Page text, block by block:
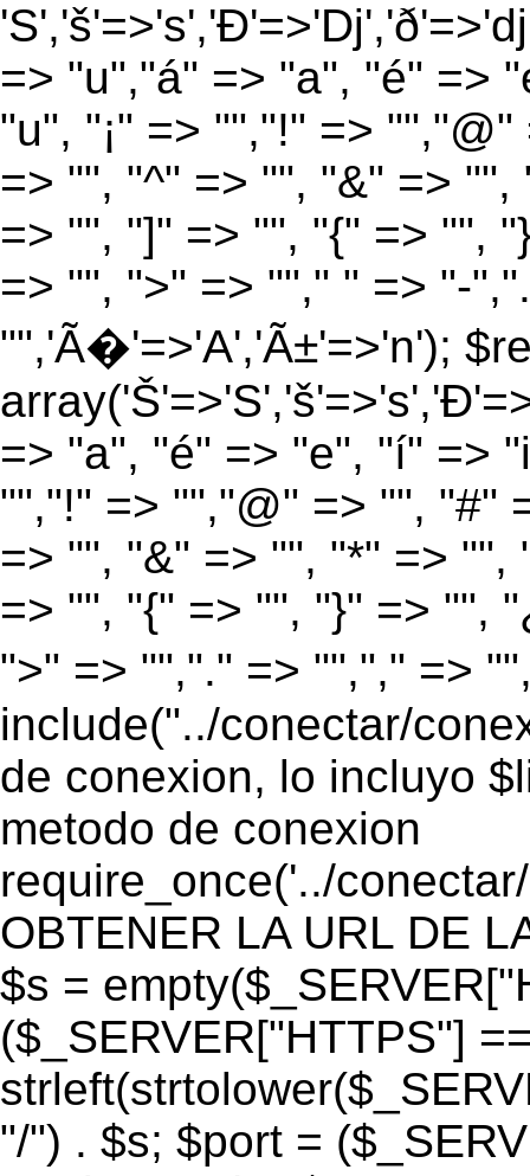
=> "u","á" => "a", "é" =>
"u", "¡" => "","!" =>
=> "", "^" => "", "&" =>
=> "", "]" => "", "{" => "",
=> "", ">" => ""," " => "-
"",'Ã�'=>'A','Ã±'=>'n');
=> "a", "é" => "e", "í" =>
"","!" => "","@" => "", "#"
=> "", "&" => "", "*" =>
=> "", "{" => "", "}" => "",
">" => "","." => "","," =>
include("../conectar/
de conexion, lo incluyo
metodo de conexion
require_once('../
OBTENER LA URL DE
$s =
($_SERVER["HTTPS"]
"/") . $s; $port =